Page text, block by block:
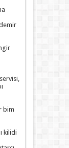
bim
kilidi